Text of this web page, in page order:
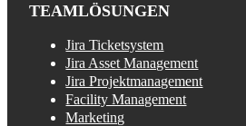
TEAMLÖSUNGEN
Jira Ticketsystem
Jira Asset Management
Jira Projektmanagement
Facility Management
Marketing